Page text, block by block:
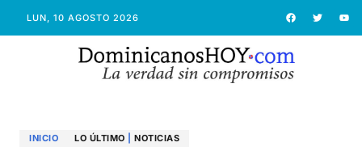
LUN, 10 AGOSTO 2026
INICIO LO ÚLTIMO NOTICIAS